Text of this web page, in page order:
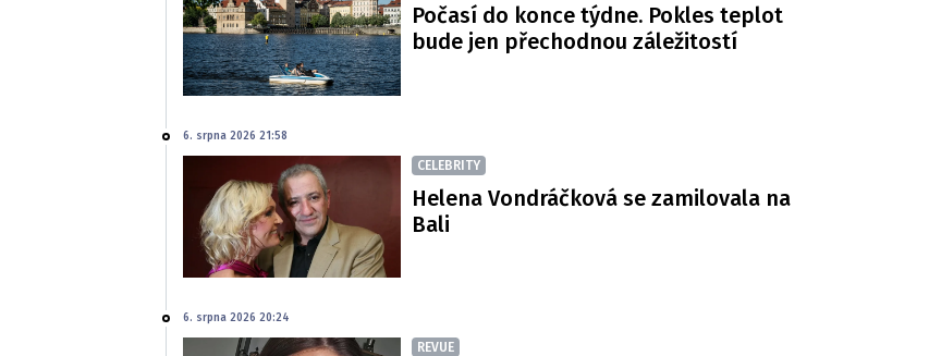
Počasí do konce týdne. Pokles teplot
bude jen přechodnou záležitostí
6. srpna 2026 21:58
CELEBRITY
Helena Vondráčková se zamilovala na
Bali
6. srpna 2026 20:24
REVUE